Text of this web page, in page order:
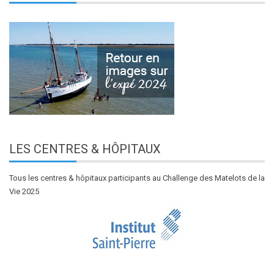
LES CENTRES & HÔPITAUX
Tous les centres & hôpitaux participants au Challenge des Matelots de la
Vie 2025